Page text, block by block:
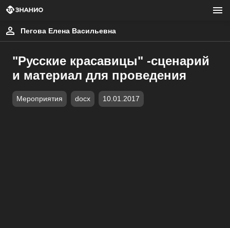
Пегова Елена Васильевна
"Русские красавицы" -сценарий
и материал для проведения
Мероприятия docx 10.01.2017